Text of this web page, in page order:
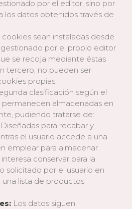
por el editor, sino por
los datos obtenidos través de
sean instaladas desde
por el propio editor
se recoja mediante éstas
tercero, no pueden ser
propias.
clasificación según el
almacenadas en
pudiendo tratarse de:
Diseñadas para recabar y
el usuario accede a una
emplear para almacenar
conservar para la
solicitado por el usuario en
una lista de productos
Los datos siguen